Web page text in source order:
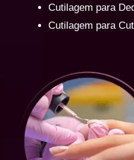
Cutilagem para
Cutilagem para